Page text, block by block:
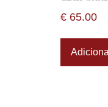
€ 65.00